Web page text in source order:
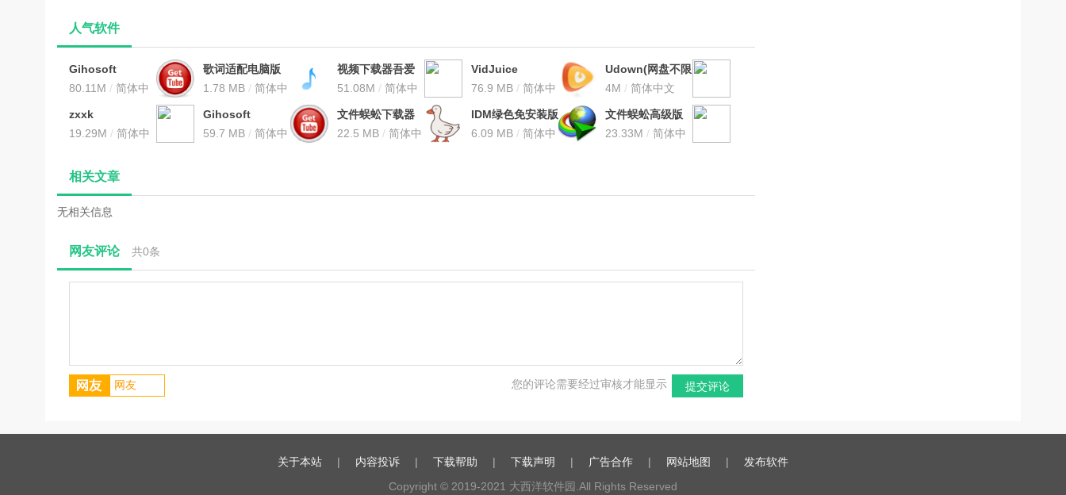
人气软件
Gihosoft
TubeGet8破解版
80.11M / 简体中
歌词适配电脑版
（最新版）
1.78 MB / 简体中
视频下载器吾爱
破解版
V1.2.101.544 最
51.08M / 简体中
文
VidJuice
UniTubev3.7.5
破解版
76.9 MB / 简体中
Udown(网盘不限
速下载工具)
V1.1.2 绿色版
4M / 简体中文
zxxk
downloader(学
V1.0 绿色免费版
19.29M / 简体中
Gihosoft
TubeGet
59.7 MB / 简体中
文件蜈蚣下载器
破解版 V2.02 绿
22.5 MB / 简体中
IDM绿色免安装版
V6.41.3 吾爱破解
6.09 MB / 简体中
文件蜈蚣高级版
V2.81 绿色中文
23.33M / 简体中
相关文章
无相关信息
网友评论 共0条
提交评论
您的评论需要经过审核才能显示
关于本站 | 内容投诉 | 下载帮助 | 下载声明 | 广告合作 | 网站地图 |
发布软件
Copyright © 2019-2021 大西洋软件园 .All Rights Reserved